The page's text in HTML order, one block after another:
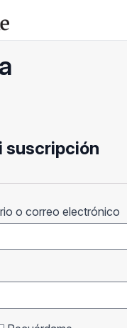
suscripción
o correo electrónico